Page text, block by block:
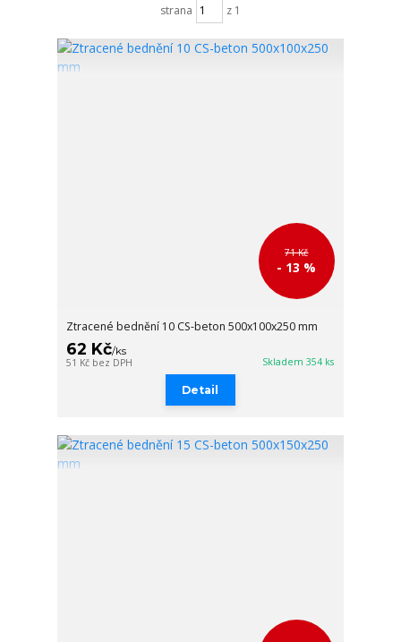
strana
z 1
71 Kč
- 13 %
Ztracené bednění 10 CS-beton 500x100x250 mm
62 Kč/ks
51 Kč bez DPH Skladem 354 ks
Detail